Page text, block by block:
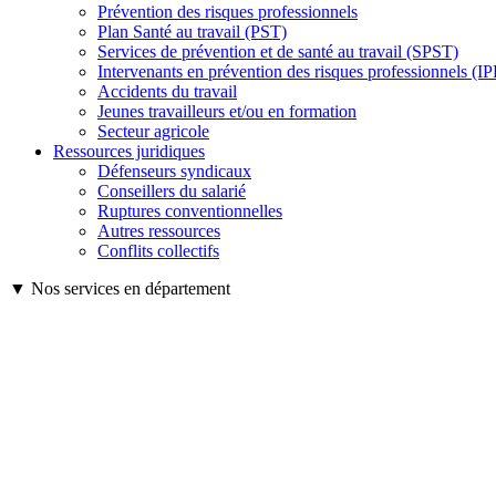
Prévention des risques professionnels
Plan Santé au travail (PST)
Services de prévention et de santé au travail (SPST)
Intervenants en prévention des risques professionnels
Accidents du travail
Jeunes travailleurs et/ou en formation
Secteur agricole
Ressources juridiques
Défenseurs syndicaux
Conseillers du salarié
Ruptures conventionnelles
Autres ressources
Conflits collectifs
▼ Nos services en département